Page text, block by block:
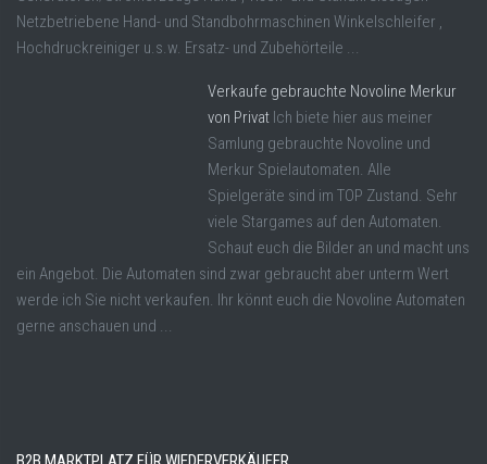
Netzbetriebene Hand- und Standbohrmaschinen Winkelschleifer ,
Hochdruckreiniger u.s.w. Ersatz- und Zubehörteile ...
Verkaufe gebrauchte Novoline Merkur
von Privat Ich biete hier aus meiner
Samlung gebrauchte Novoline und
Merkur Spielautomaten. Alle
Spielgeräte sind im TOP Zustand. Sehr
viele Stargames auf den Automaten.
Schaut euch die Bilder an und macht uns
ein Angebot. Die Automaten sind zwar gebraucht aber unterm Wert
werde ich Sie nicht verkaufen. Ihr könnt euch die Novoline Automaten
gerne anschauen und ...